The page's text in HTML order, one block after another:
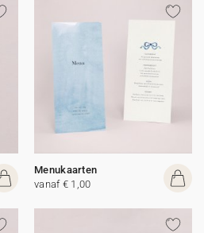
Menukaarten
vanaf € 1,00